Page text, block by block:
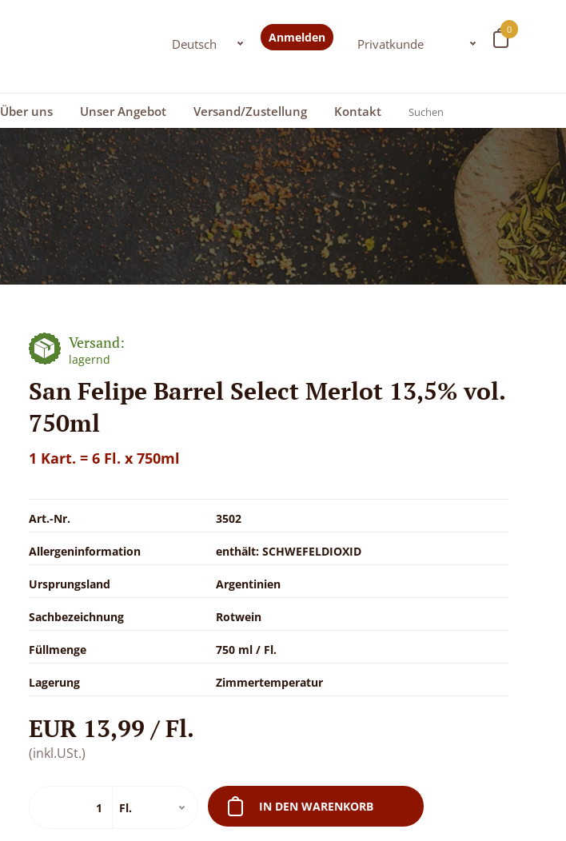
0
Anmelden
Über uns Unser Angebot Versand/Zustellung Kontakt
Versand:
lagernd
San Felipe Barrel Select Merlot 13,5% vol.
750ml
1 Kart. = 6 Fl. x 750ml
Art.-Nr. 3502
Allergeninformation enthält: SCHWEFELDIOXID
Ursprungsland Argentinien
Sachbezeichnung Rotwein
Füllmenge 750 ml / Fl.
Lagerung Zimmertemperatur
EUR 13,99 / Fl.
(inkl.USt.)
IN DEN WARENKORB